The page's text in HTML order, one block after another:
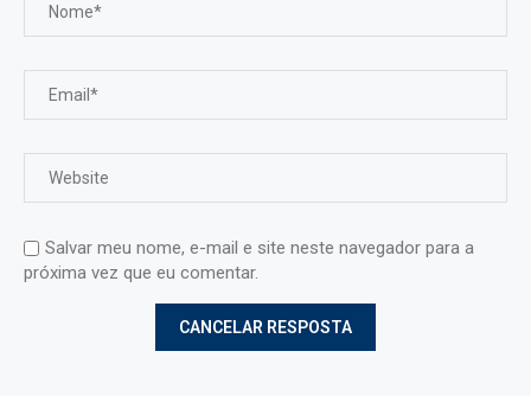
Salvar meu nome, e-mail e site neste navegador para a
próxima vez que eu comentar.